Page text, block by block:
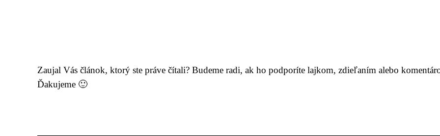
Zaujal Vás článok, ktorý ste práve čítali? Budeme radi, ak ho podporíte lajkom, zdieľaním alebo
Ďakujeme 🙂